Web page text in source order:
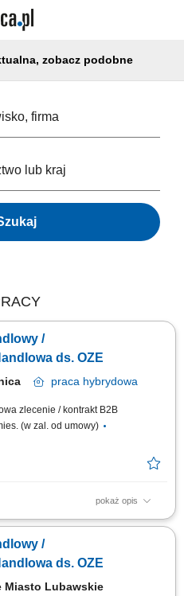
zobacz podobne
/
ds. OZE
praca hybrydowa
zlecenie / kontrakt B2B
(w zal. od umowy)
pokaż opis
rozwiązań z obszaru
ofert i finalizowanie
relacji z klientami. Raportowanie
/
ds. OZE
Miasto Lubawskie